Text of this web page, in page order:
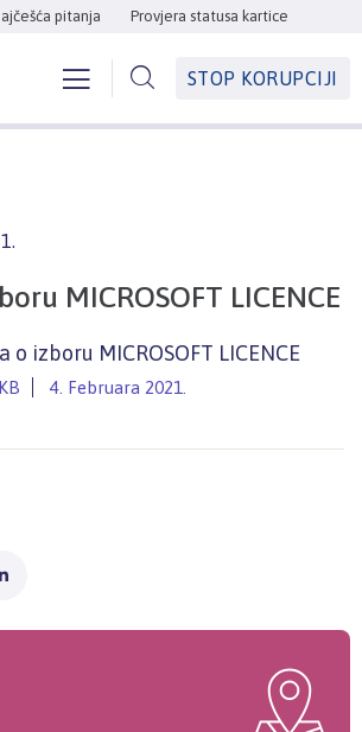
pitanja Provjera statusa kartice
STOP KORUPCIJI
MICROSOFT LICENCE
o izboru MICROSOFT LICENCE
4. Februara 2021.